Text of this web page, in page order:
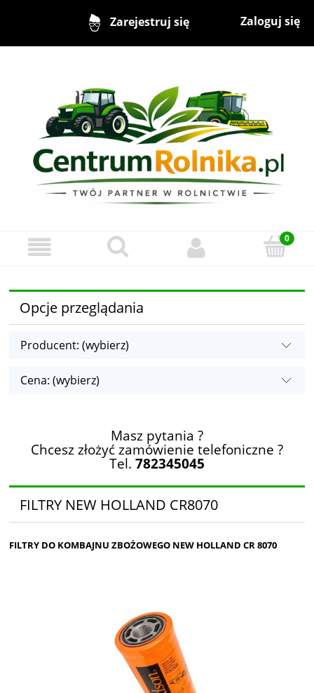
Zarejestruj się Zaloguj się
Opcje przeglądania
Producent: (wybierz)
Cena: (wybierz)
Masz pytania ?
Chcesz złożyć zamówienie telefoniczne ?
Tel. 782345045
FILTRY NEW HOLLAND CR8070
FILTRY DO KOMBAJNU ZBOŻOWEGO NEW HOLLAND CR 8070